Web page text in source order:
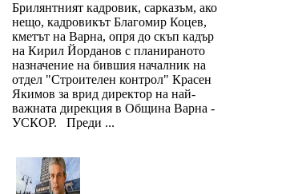
Брилянтният кадровик, сарказъм, ако
нещо, кадровикът Благомир Коцев,
кметът на Варна, опря до скъп кадър
на Кирил Йорданов с планираното
назначение на бившия началник на
отдел "Строителен контрол" Красен
Якимов за врид директор на най-
важната дирекция в Община Варна -
УСКОР. Преди ...